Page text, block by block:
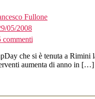
Fullone
05/2008
commentisu
phpDay
2008,
un
che si è tenuta a
aumenta di anno in […]